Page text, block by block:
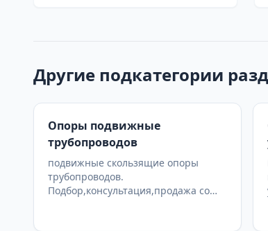
Другие подкатегории
Опоры подвижные
трубопроводов
подвижные скользящие опоры
трубопроводов.
Подбор,консультация,продажа со